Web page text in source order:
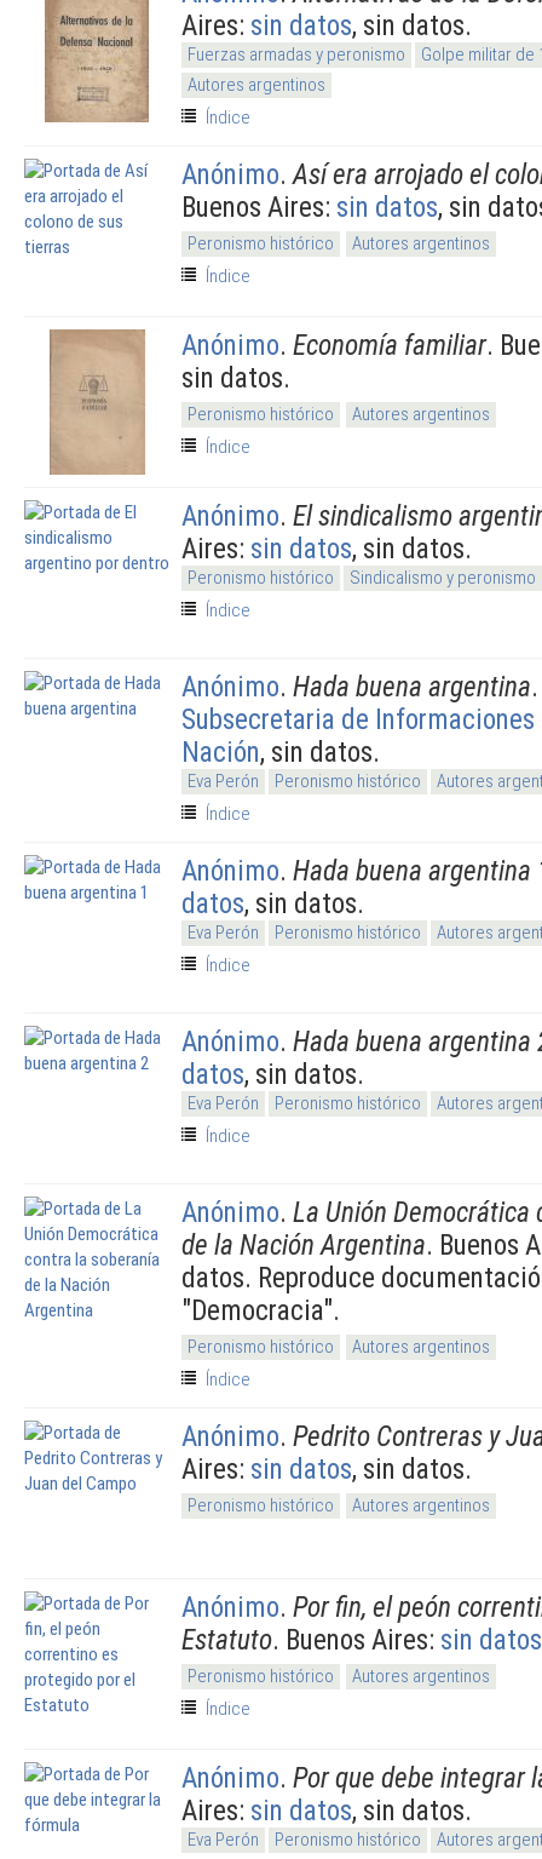
Aires: sin datos, sin datos.
Fuerzas armadas y peronismo
Golpe militar de
Autores argentinos
Índice
Anónimo. Así era arrojado el
Buenos Aires: sin datos, sin
Peronismo histórico
Autores argentinos
Índice
Anónimo. Economía familiar.
sin datos.
Peronismo histórico
Autores argentinos
Índice
Anónimo. El sindicalismo
Aires: sin datos, sin datos.
Peronismo histórico
Sindicalismo y peronismo
Índice
Anónimo. Hada buena argentina
Subsecretaria de
Nación, sin datos.
Eva Perón Peronismo histórico
Autores
Índice
Anónimo. Hada buena argentina
datos, sin datos.
Eva Perón Peronismo histórico
Autores
Índice
Anónimo. Hada buena argentina
datos, sin datos.
Eva Perón Peronismo histórico
Autores
Índice
Anónimo. La Unión
de la Nación Argentina. Buenos
datos. Reproduce
"Democracia".
Peronismo histórico
Autores argentinos
Índice
Anónimo. Pedrito Contreras y
Aires: sin datos, sin datos.
Peronismo histórico Autores argentinos
Anónimo. Por fin, el peón
Estatuto. Buenos Aires: sin datos
Peronismo histórico
Autores argentinos
Índice
Anónimo. Por que debe integrar
Aires: sin datos, sin datos.
Eva Perón Peronismo histórico
Autores